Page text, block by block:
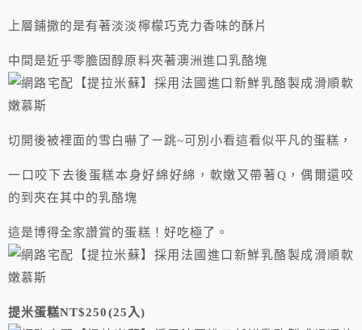
上層鋪撒的是有著淡淡檸檬巧克力香味的酥片
中間是近乎零膽固醇原料夾著澳洲進口乳酪塊
切開後被裡面的雪白嚇了ㄧ跳~可別小看這看似平凡的蛋糕，
一口咬下去後蛋糕本身好綿好綿，軟嫩又帶著Q，偶爾還咬
的到夾在其中的乳酪塊
這是博得全家讚賞的蛋糕！好吃極了。
提米蛋糕NT$250(25入)